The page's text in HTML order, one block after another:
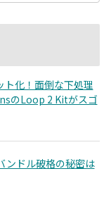
ト化！面倒な下処理
のLoop 2 Kitがスゴ
ンドル破格の秘密は